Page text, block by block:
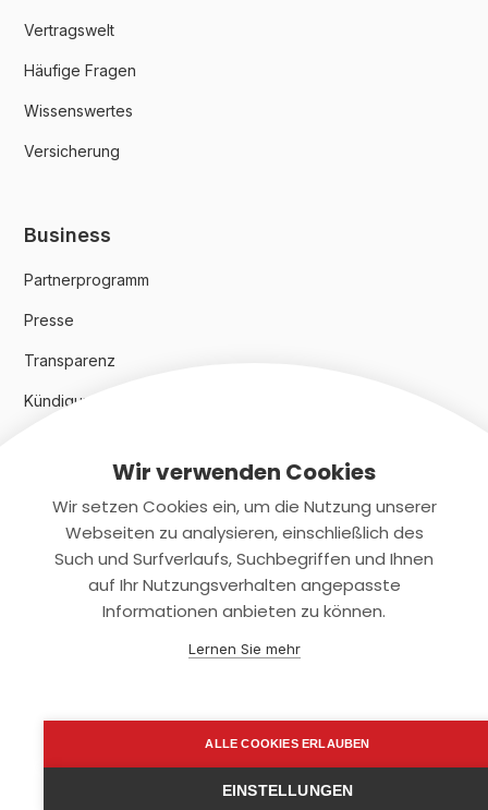
Vertragswelt
Häufige Fragen
Wissenswertes
Versicherung
Business
Partnerprogramm
Presse
Transparenz
Kündigungsindex 2024
Rechtliches
Datenschutz
support@smartkuendigen.de
Wir verwenden Cookies
Wir setzen Cookies ein, um die Nutzung unserer
Webseiten zu analysieren, einschließlich des
Such und Surfverlaufs, Suchbegriffen und Ihnen
auf Ihr Nutzungsverhalten angepasste
Informationen anbieten zu können.
Lernen Sie mehr
ALLE COOKIES ERLAUBEN
EINSTELLUNGEN